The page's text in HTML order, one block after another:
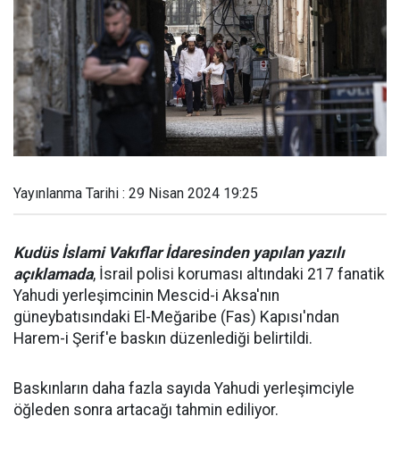
Yayınlanma Tarihi : 29 Nisan 2024 19:25
Kudüs İslami Vakıflar İdaresinden yapılan yazılı
açıklamada, İsrail polisi koruması altındaki 217 fanatik
Yahudi yerleşimcinin Mescid-i Aksa'nın
güneybatısındaki El-Meğaribe (Fas) Kapısı'ndan
Harem-i Şerif'e baskın düzenlediği belirtildi.
Baskınların daha fazla sayıda Yahudi yerleşimciyle
öğleden sonra artacağı tahmin ediliyor.